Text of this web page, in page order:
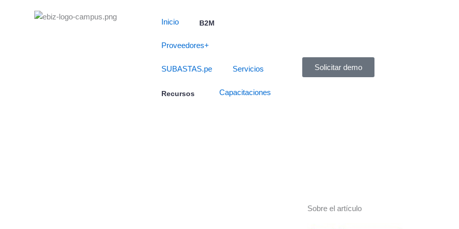
Inicio B2M
Proveedores+
SUBASTAS.pe Servicios
Recursos Capacitaciones
Solicitar demo
Sobre el artículo